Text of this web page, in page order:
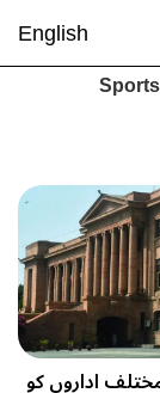
English
Sports
اداروں کو